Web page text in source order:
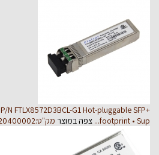
N FTLX8572D3BCL-G1 Hot-pluggable SFP+
footprint • Sup...
צפה במוצר מק"ט:20400002